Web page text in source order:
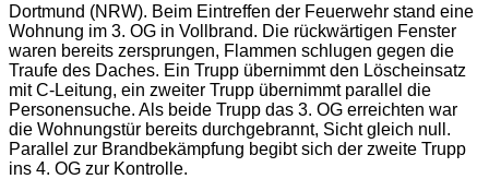
Dortmund (NRW). Beim Eintreffen der Feuerwehr stand eine
Wohnung im 3. OG in Vollbrand. Die rückwärtigen Fenster
waren bereits zersprungen, Flammen schlugen gegen die
Traufe des Daches. Ein Trupp übernimmt den Löscheinsatz
mit C-Leitung, ein zweiter Trupp übernimmt parallel die
Personensuche. Als beide Trupp das 3. OG erreichten war
die Wohnungstür bereits durchgebrannt, Sicht gleich null.
Parallel zur Brandbekämpfung begibt sich der zweite Trupp
ins 4. OG zur Kontrolle.